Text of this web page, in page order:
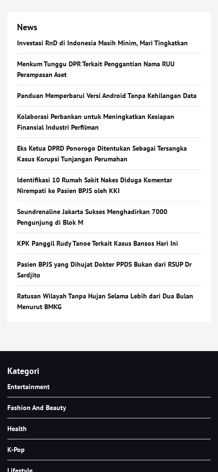
News
Investasi RnD di Indonesia Masih Minim, Mari Tingkatkan
Menkum Tunggu DPR Terkait Penggantian Nama RUU
Perampasan Aset
Panduan Memperbarui Versi Android Tanpa Kehilangan Data
Kolaborasi Perbankan untuk Meningkatkan Kesiapan
Finansial Industri Perfilman
Eks Ketua DPRD Ponorogo Ditentukan Sebagai Tersangka
Kasus Korupsi Tunjangan Perumahan
Identifikasi 10 Rumah Sakit Nakes Diduga Komentar
Nirempati ke Pasien BPJS oleh KKI
Soundrenaline Jakarta Sukses Menghadirkan 7000
Pengunjung di Blok M
KPK Panggil Rudy Tanoe Terkait Kasus Bansos Hari Ini
Pasien BPJS yang Dihujat Dokter PPDS Bukan dari RSUP Dr
Sardjito
Ratusan Wilayah Tanpa Hujan Selama Lebih dari Dua Bulan
Menurut BMKG
Kategori
Entertainment
Fashion And Beauty
Health
K-Pop